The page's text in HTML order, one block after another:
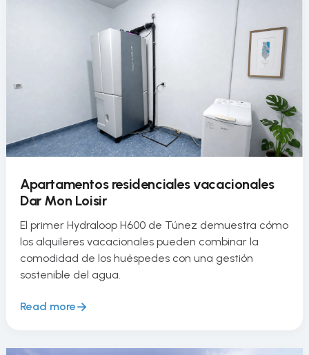
Apartamentos residenciales vacacionales
Dar Mon Loisir
El primer Hydraloop H600 de Túnez demuestra cómo
los alquileres vacacionales pueden combinar la
comodidad de los huéspedes con una gestión
sostenible del agua.
Read more